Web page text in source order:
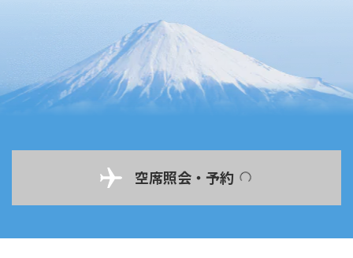
空席照会・予約